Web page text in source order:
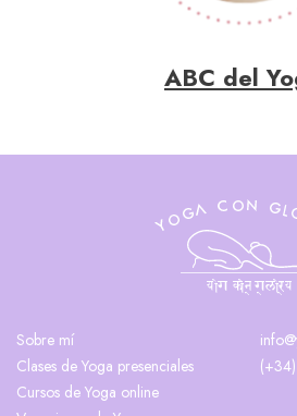
ABC del
Sobre mí
Clases de Yoga presenciales
Cursos de Yoga online